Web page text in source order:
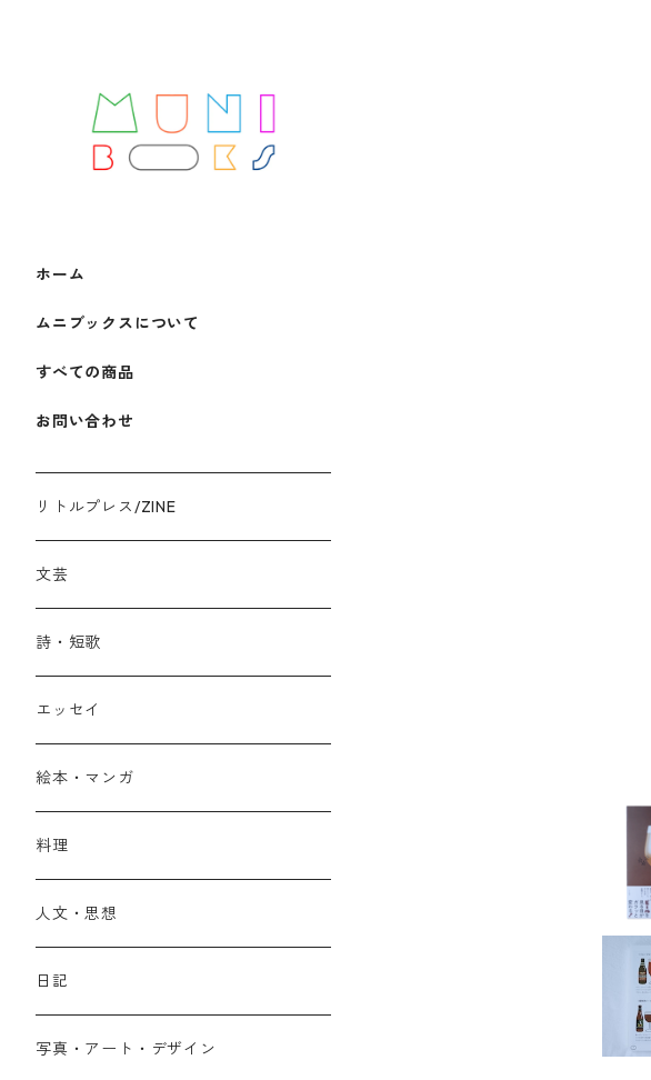
ホーム
ムニブックスについて
すべての商品
お問い合わせ
リトルプレス/ZINE
文芸
詩・短歌
エッセイ
絵本・マンガ
料理
人文・思想
日記
写真・アート・デザイン